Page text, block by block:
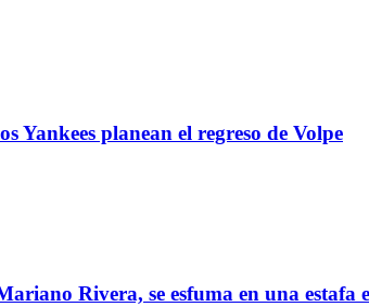
Yankees planean el regreso de Volpe
Rivera, se esfuma en una estafa